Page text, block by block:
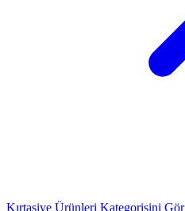
Kırtasiye Ürünleri Kategorisini Gör